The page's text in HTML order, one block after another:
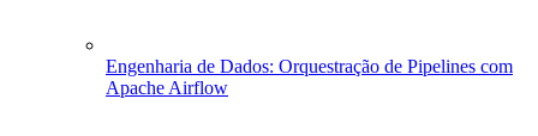
Engenharia de Dados: Orquestração de Pipelines com
Apache Airflow